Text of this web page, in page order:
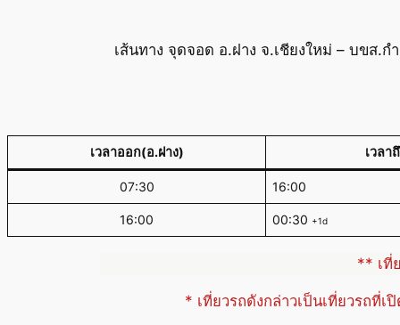
เส้นทาง จุดจอด อ.ฝาง จ.เชียงใหม่ – บขส.
เวลาออก(อ.ฝาง) เวลา
07:30 16:00
16:00 00:30 +1d
** เที่
* เที่ยวรถดังกล่าวเป็นเที่ยวรถที่